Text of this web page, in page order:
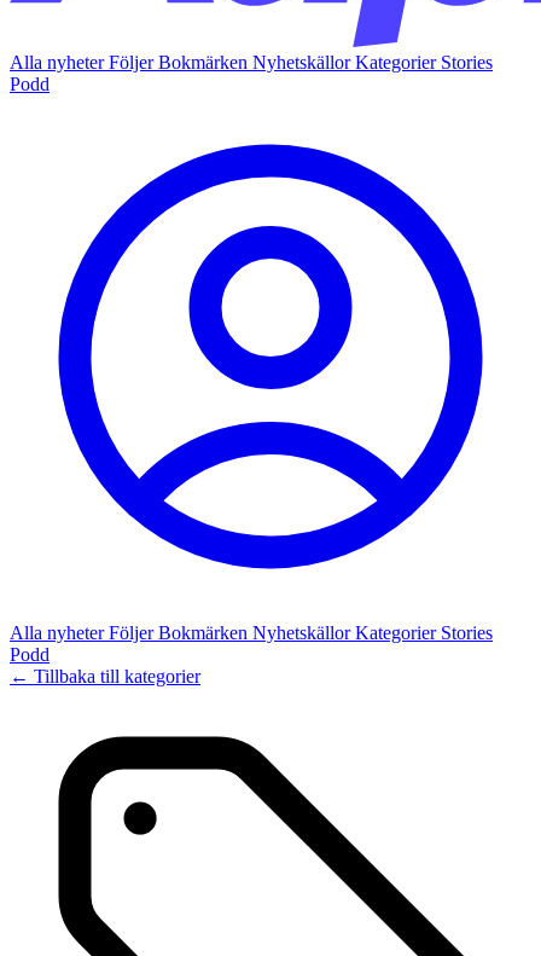
Alla nyheterFöljerBokmärken NyhetskällorKategorier Stories
Podd
Alla nyheterFöljerBokmärken NyhetskällorKategorier Stories
Podd
← Tillbaka till kategorier